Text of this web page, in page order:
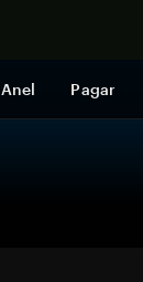
Anel Pagar